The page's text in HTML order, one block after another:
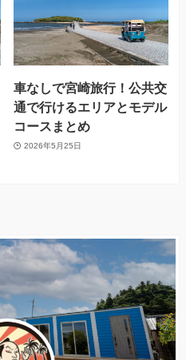
車なしで宮崎旅行！公共交
通で行けるエリアとモデル
コースまとめ
2026年5月25日